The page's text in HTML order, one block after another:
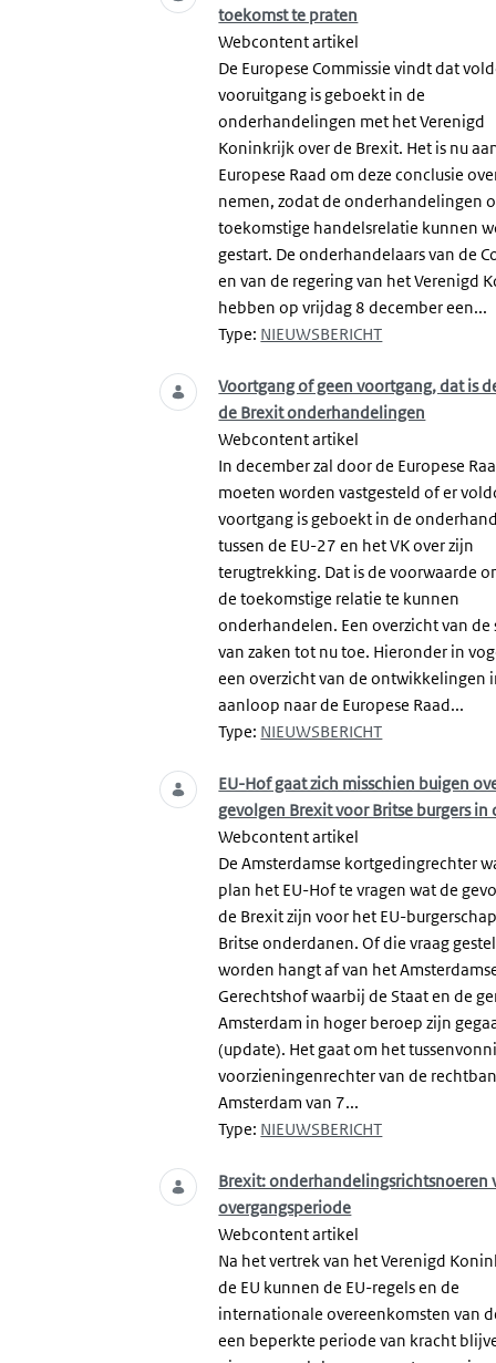
toekomst te praten
Webcontent artikel
De Europese Commissie vindt dat
vooruitgang is geboekt in de
onderhandelingen met het Verenigd
Koninkrijk over de Brexit. Het is nu
Europese Raad om deze conclusie
nemen, zodat de onderhandelingen
toekomstige handelsrelatie kunnen
gestart. De onderhandelaars van de
en van de regering van het Verenigd
hebben op vrijdag 8 december een...
Type: NIEUWSBERICHT
Voortgang of geen voortgang, dat is
de Brexit onderhandelingen
Webcontent artikel
In december zal door de Europese
moeten worden vastgesteld of er
voortgang is geboekt in de
tussen de EU-27 en het VK over zijn
terugtrekking. Dat is de voorwaarde
de toekomstige relatie te kunnen
onderhandelen. Een overzicht van de
van zaken tot nu toe. Hieronder in
een overzicht van de ontwikkelingen
aanloop naar de Europese Raad...
Type: NIEUWSBERICHT
EU-Hof gaat zich misschien buigen
gevolgen Brexit voor Britse burgers in
Webcontent artikel
De Amsterdamse kortgedingrechter
plan het EU-Hof te vragen wat de
de Brexit zijn voor het EU-
Britse onderdanen. Of die vraag
worden hangt af van het
Gerechtshof waarbij de Staat en de
Amsterdam in hoger beroep zijn
(update). Het gaat om het
voorzieningenrechter van de
Amsterdam van 7...
Type: NIEUWSBERICHT
Brexit: onderhandelingsrichtsnoeren
overgangsperiode
Webcontent artikel
Na het vertrek van het Verenigd
de EU kunnen de EU-regels en de
internationale overeenkomsten van
een beperkte periode van kracht